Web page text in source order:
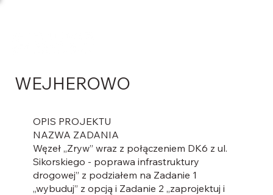
WEJHEROWO
OPIS PROJEKTU
NAZWA ZADANIA
Węzeł „Zryw” wraz z połączeniem DK6 z ul.
Sikorskiego - poprawa infrastruktury
drogowej” z podziałem na Zadanie 1
„wybuduj” z opcją i Zadanie 2 „zaprojektuj i